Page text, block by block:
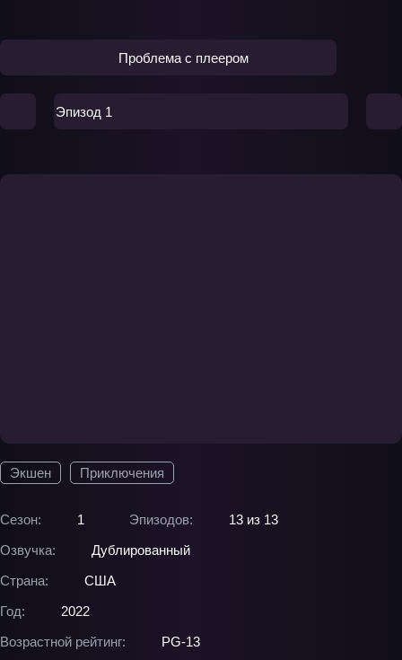
Экшен Приключения
Сезон: 1 Эпизодов:
13 из 13
Озвучка:
Дублированный
Страна:
США
Год:
2022
Возрастной рейтинг:
PG-13
Проблема с плеером
Эпизод 1